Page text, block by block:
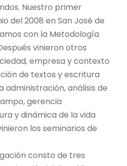
Nuestro primer
del 2008 en San José de
con la Metodología
vinieron otros
empresa y contexto
de textos y escritura
análisis de
gerencia
y dinámica de la vida
los seminarios de
consto de tres